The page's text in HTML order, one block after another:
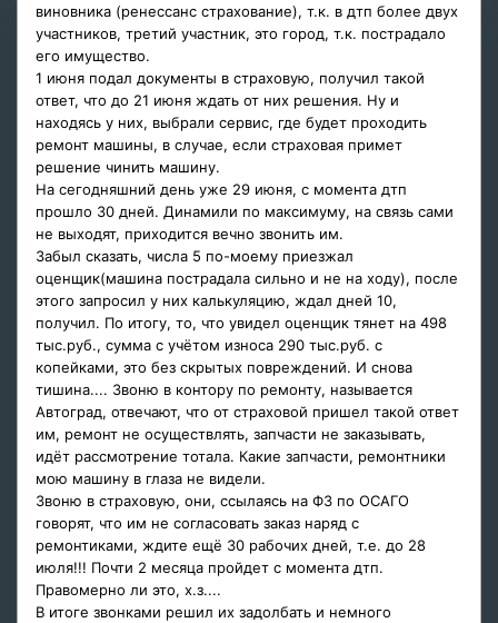
виновника (ренессанс страхование), т.к. в дтп более двух
участников, третий участник, это город, т.к. пострадало
его имущество.
1 июня подал документы в страховую, получил такой
ответ, что до 21 июня ждать от них решения. Ну и
находясь у них, выбрали сервис, где будет проходить
ремонт машины, в случае, если страховая примет
решение чинить машину.
На сегодняшний день уже 29 июня, с момента дтп
прошло 30 дней. Динамили по максимуму, на связь сами
не выходят, приходится вечно звонить им.
Забыл сказать, числа 5 по-моему приезжал
оценщик(машина пострадала сильно и не на ходу), после
этого запросил у них калькуляцию, ждал дней 10,
получил. По итогу, то, что увидел оценщик тянет на 498
тыс.руб., сумма с учётом износа 290 тыс.руб. с
копейками, это без скрытых повреждений. И снова
тишина.... Звоню в контору по ремонту, называется
Автоград, отвечают, что от страховой пришел такой ответ
им, ремонт не осуществлять, запчасти не заказывать,
идёт рассмотрение тотала. Какие запчасти, ремонтники
мою машину в глаза не видели.
Звоню в страховую, они, ссылаясь на ФЗ по ОСАГО
говорят, что им не согласовать заказ наряд с
ремонтиками, ждите ещё 30 рабочих дней, т.е. до 28
июля!!! Почти 2 месяца пройдет с момента дтп.
Правомерно ли это, х.з....
В итоге звонками решил их задолбать и немного